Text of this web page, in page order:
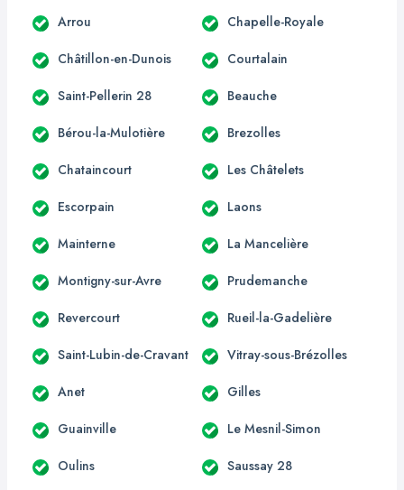
Arrou Chapelle-Royale
Châtillon-en-Dunois Courtalain
Saint-Pellerin 28 Beauche
Bérou-la-Mulotière Brezolles
Chataincourt Les Châtelets
Escorpain Laons
Mainterne La Mancelière
Montigny-sur-Avre Prudemanche
Revercourt Rueil-la-Gadelière
Saint-Lubin-de-Cravant Vitray-sous-Brézolles
Anet Gilles
Guainville Le Mesnil-Simon
Oulins Saussay 28